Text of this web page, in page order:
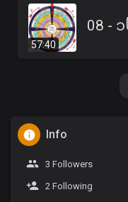
57:40
Info
3 Followers
2 Following